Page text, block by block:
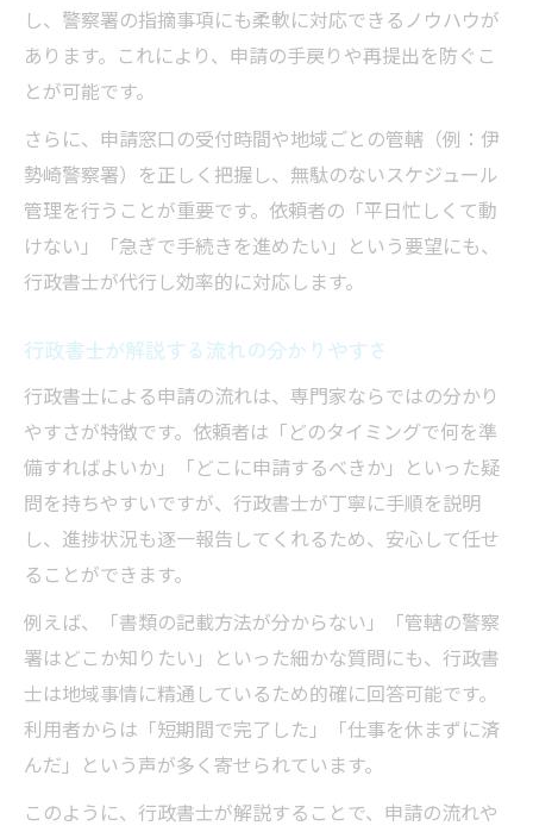
し、警察署の指摘事項にも柔軟に対応できるノウハウが
あります。これにより、申請の手戻りや再提出を防ぐこ
とが可能です。
さらに、申請窓口の受付時間や地域ごとの管轄（例：伊
勢崎警察署）を正しく把握し、無駄のないスケジュール
管理を行うことが重要です。依頼者の「平日忙しくて動
けない」「急ぎで手続きを進めたい」という要望にも、
行政書士が代行し効率的に対応します。
行政書士が解説する流れの分かりやすさ
行政書士による申請の流れは、専門家ならではの分かり
やすさが特徴です。依頼者は「どのタイミングで何を準
備すればよいか」「どこに申請するべきか」といった疑
問を持ちやすいですが、行政書士が丁寧に手順を説明
し、進捗状況も逐一報告してくれるため、安心して任せ
ることができます。
例えば、「書類の記載方法が分からない」「管轄の警察
署はどこか知りたい」といった細かな質問にも、行政書
士は地域事情に精通しているため的確に回答可能です。
利用者からは「短期間で完了した」「仕事を休まずに済
んだ」という声が多く寄せられています。
このように、行政書士が解説することで、申請の流れや